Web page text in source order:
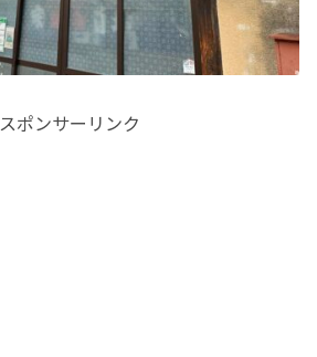
スポンサーリンク